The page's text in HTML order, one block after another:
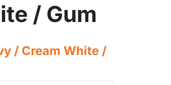
/ Gum
/ Cream White /